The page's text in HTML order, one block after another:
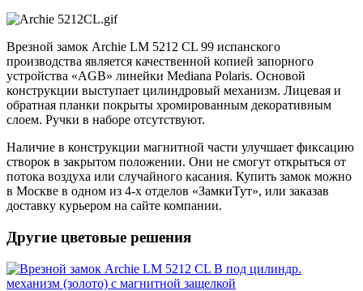
Врезной замок Archie LM 5212 CL 99 испанского
производства является качественной копией запорного
устройства «AGB» линейки Mediana Polaris. Основой
конструкции выступает цилиндровый механизм. Лицевая и
обратная планки покрыты хромированным декоративным
слоем. Ручки в наборе отсутствуют.
Наличие в конструкции магнитной части улучшает фиксацию
створок в закрытом положении. Они не смогут открыться от
потока воздуха или случайного касания. Купить замок можно
в Москве в одном из 4-х отделов «ЗамкиТут», или заказав
доставку курьером на сайте компании.
Другие цветовые решения